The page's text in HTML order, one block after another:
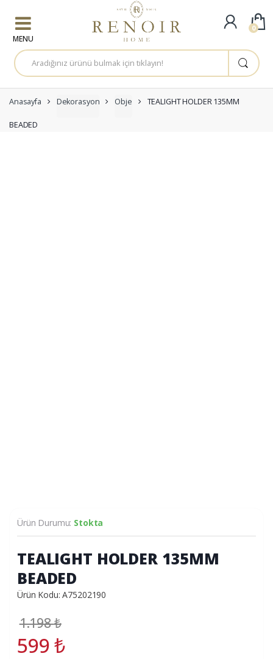
A
r
a
a
:
Anasayfa Dekorasyon Obje TEALIGHT HOLDER 135MM
BEADED
Ürün Durumu: Stokta
TEALIGHT HOLDER 135MM
BEADED
Ürün Kodu: A75202190
1.198₺
599₺
0